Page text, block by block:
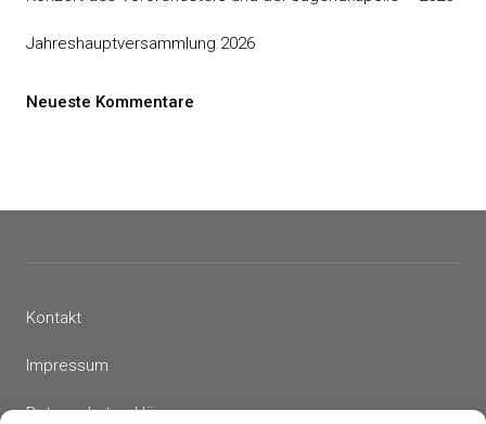
Jahreshauptversammlung 2026
Neueste Kommentare
Kontakt
Impressum
Datenschutzerklärung